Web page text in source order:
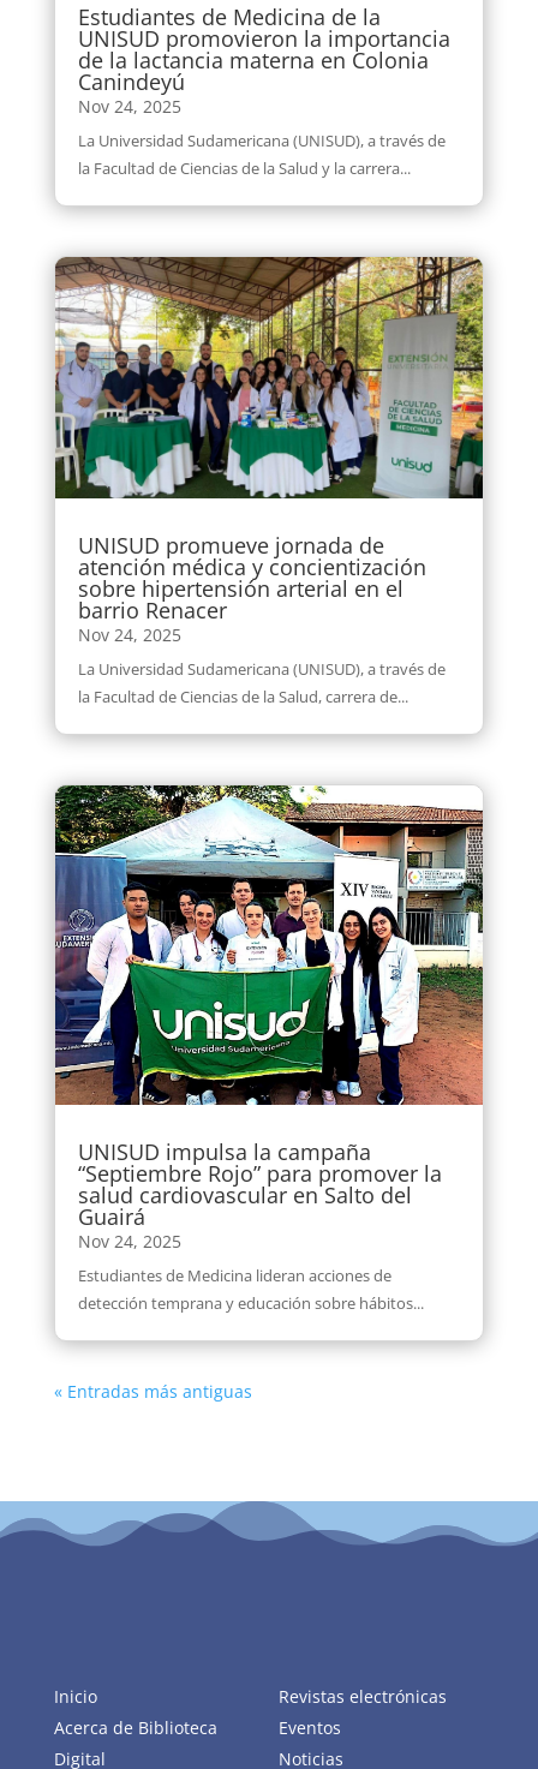
Estudiantes de Medicina de la
UNISUD promovieron la importancia
de la lactancia materna en Colonia
Canindeyú
Nov 24, 2025
La Universidad Sudamericana (UNISUD), a través de
la Facultad de Ciencias de la Salud y la carrera...
UNISUD promueve jornada de
atención médica y concientización
sobre hipertensión arterial en el
barrio Renacer
Nov 24, 2025
La Universidad Sudamericana (UNISUD), a través de
la Facultad de Ciencias de la Salud, carrera de...
UNISUD impulsa la campaña
“Septiembre Rojo” para promover la
salud cardiovascular en Salto del
Guairá
Nov 24, 2025
Estudiantes de Medicina lideran acciones de
detección temprana y educación sobre hábitos...
« Entradas más antiguas
Inicio
Acerca de Biblioteca
Digital
Revistas electrónicas
Eventos
Noticias